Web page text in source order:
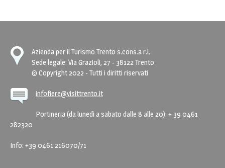
Azienda per il Turismo Trento s.cons.a r.l.
Sede legale: Via Grazioli, 27 - 38122 Trento
© Copyright 2022 - Tutti i diritti riservati
infofiere@visittrento.it
Portineria (da lunedì a sabato dalle 8 alle 20): + 39 0461
282320
Info: +39 0461 216070/71